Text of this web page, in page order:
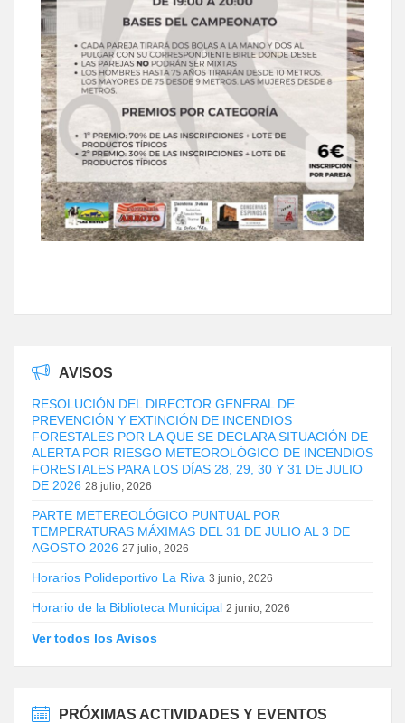
AVISOS
RESOLUCIÓN DEL DIRECTOR GENERAL DE
PREVENCIÓN Y EXTINCIÓN DE INCENDIOS
FORESTALES POR LA QUE SE DECLARA SITUACIÓN DE
ALERTA POR RIESGO METEOROLÓGICO DE INCENDIOS
FORESTALES PARA LOS DÍAS 28, 29, 30 Y 31 DE JULIO
DE 2026 28 julio, 2026
PARTE METEREOLÓGICO PUNTUAL POR
TEMPERATURAS MÁXIMAS DEL 31 DE JULIO AL 3 DE
AGOSTO 2026 27 julio, 2026
Horarios Polideportivo La Riva 3 junio, 2026
Horario de la Biblioteca Municipal 2 junio, 2026
Ver todos los Avisos
PRÓXIMAS ACTIVIDADES Y EVENTOS